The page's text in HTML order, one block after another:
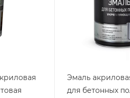
Эмаль
для бетонных